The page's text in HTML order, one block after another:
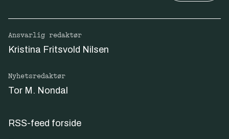
Ansvarlig redaktør
Kristina Fritsvold Nilsen
Nyhetsredaktør
Tor M. Nondal
RSS-feed forside